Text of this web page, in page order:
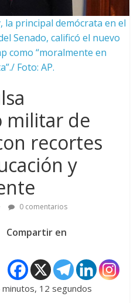
la principal demócrata en el
Senado, calificó el nuevo
como “moralmente en
Foto: AP.
militar de
recortes
y
0 comentarios
Compartir en
12 segundos